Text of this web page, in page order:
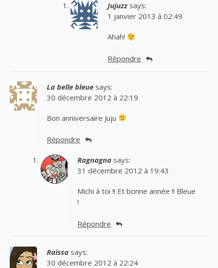
Jujuzz says:
1 janvier 2013 à 02:49
Ahah!
Répondre
La belle bleue says:
30 décembre 2012 à 22:19
Bon anniversaire Juju
Répondre
Ragnagna says:
31 décembre 2012 à 19:43
Michi à toi !! Et bonne année !! Bleue
!
Répondre
Raïssa says:
30 décembre 2012 à 22:24